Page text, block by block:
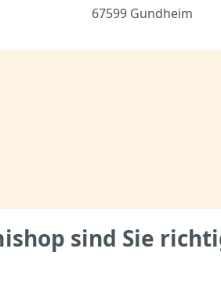
67599 Gundheim
sind Sie